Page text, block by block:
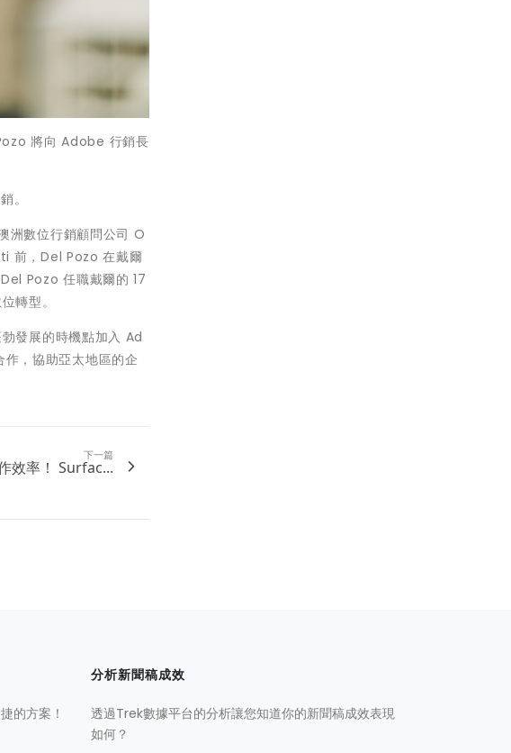
將向 Adobe 行銷長
。
洲數位行銷顧問公司 O
前，Del Pozo 在戴爾
Pozo 任職戴爾的 17
轉型。
發展的時機點加入 Ad
，協助亞太地區的企
下一篇
效率！ Surfac...
的方案！
分析新聞稿成效
透過Trek數據平台的分析讓您知道你的新聞稿成效表現
如何？